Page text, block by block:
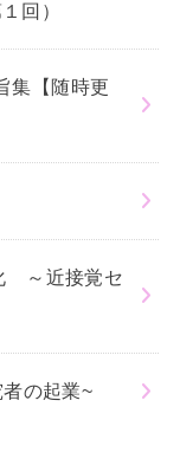
回）
集【随時更
～近接覚セ
の起業~